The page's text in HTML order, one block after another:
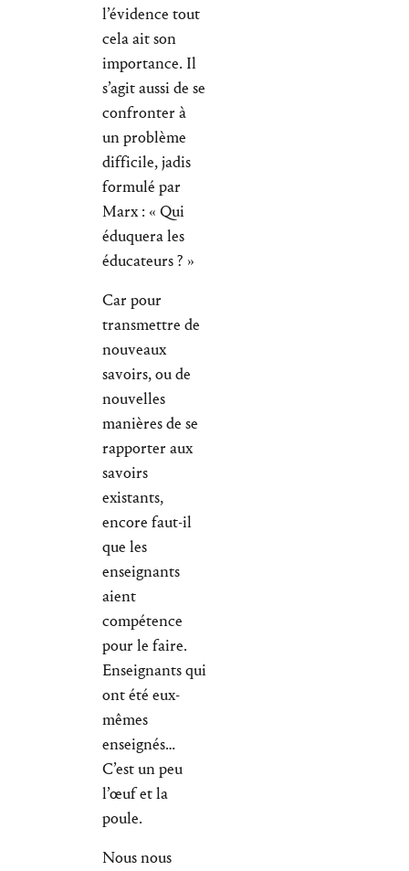
l’évidence tout
cela ait son
importance. Il
s’agit aussi de se
confronter à
un problème
difficile, jadis
formulé par
Marx : « Qui
éduquera les
éducateurs ? »
Car pour
transmettre de
nouveaux
savoirs, ou de
nouvelles
manières de se
rapporter aux
savoirs
existants,
encore faut-il
que les
enseignants
aient
compétence
pour le faire.
Enseignants qui
ont été eux-
mêmes
enseignés…
C’est un peu
l’œuf et la
poule.
Nous nous